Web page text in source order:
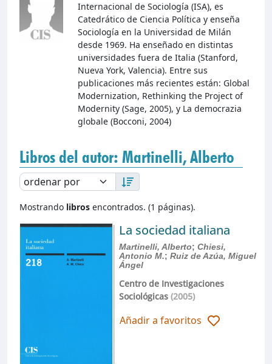
Internacional de Sociología (ISA), es
Catedrático de Ciencia Política y enseña
Sociología en la Universidad de Milán
desde 1969. Ha enseñado en distintas
universidades fuera de Italia (Stanford,
Nueva York, Valencia). Entre sus
publicaciones más recientes están: Global
Modernization, Rethinking the Project of
Modernity (Sage, 2005), y La democrazia
globale (Bocconi, 2004)
Libros del autor: Martinelli, Alberto
Mostrando libros encontrados. (1 páginas).
La sociedad italiana
Martinelli, Alberto; Chiesi,
Antonio M.; Ruiz de Azúa, Miguel
Ángel
Centro de Investigaciones
Sociológicas(2005)
Añadir a favoritos